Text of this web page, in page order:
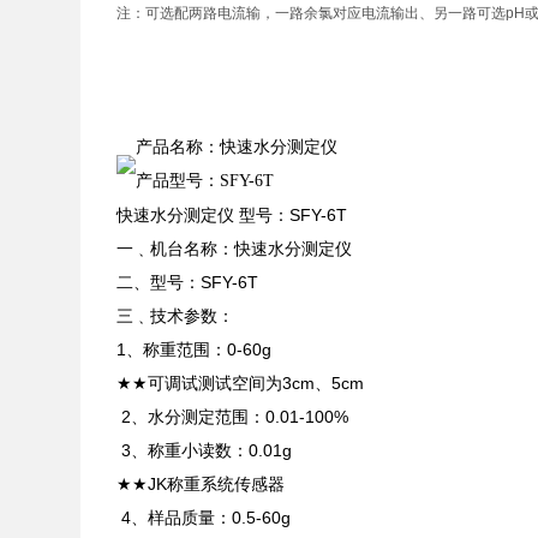
注：可选配两路电流输，一路余氯对应电流输出、另一路可选pH
产品名称：快速水分测定仪
产品型号：SFY-6T
快速水分测定仪 型号：SFY-6T
一﹑机台名称：快速水分测定仪
二、型号：SFY-6T
三﹑技术参数：
1、称重范围：0-60g
★★可调试测试空间为3cm、5cm
2、水分测定范围：0.01-100%
3、称重小读数：0.01g
★★JK称重系统传感器
4、样品质量：0.5-60g